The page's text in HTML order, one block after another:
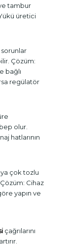
tambur
üretici
Çözüm:
bağlı
regülatör
olur.
hatlarının
çok tozlu
Cihaz
yapın ve
çağrılarını